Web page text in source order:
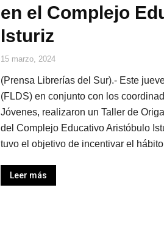
en el Complejo
Isturiz
15 marzo, 2024
(Prensa Librerías del Sur).- Este
(FLDS) en conjunto con los
Jóvenes, realizaron un Taller de
del Complejo Educativo Aristóbulo
tuvo el objetivo de incentivar el
Leer más